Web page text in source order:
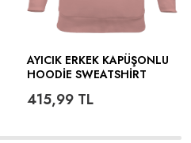
AYICIK ERKEK KAPÜŞONLU
HOODIE SWEATSHIRT
415,99TL